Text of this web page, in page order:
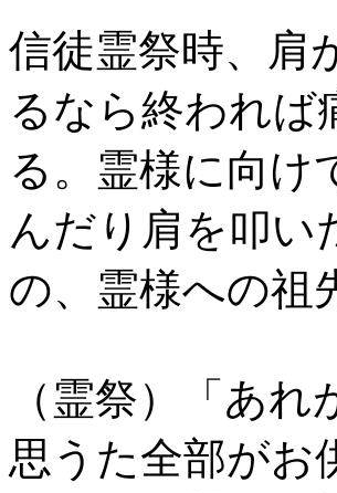
信徒霊祭時、肩
るなら終われば
る。霊様に向け
んだり肩を叩い
の、霊様への祖
（霊祭）「あ
思うた全部がお